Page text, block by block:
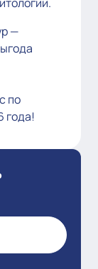
—
по
года!